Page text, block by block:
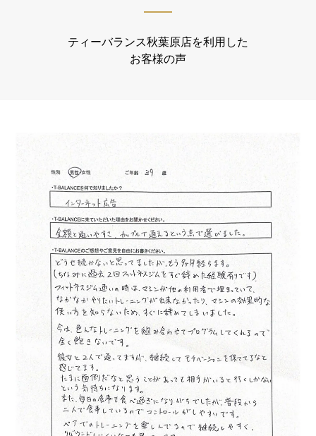
ティーバランス秋葉原店を利用した
お客様の声